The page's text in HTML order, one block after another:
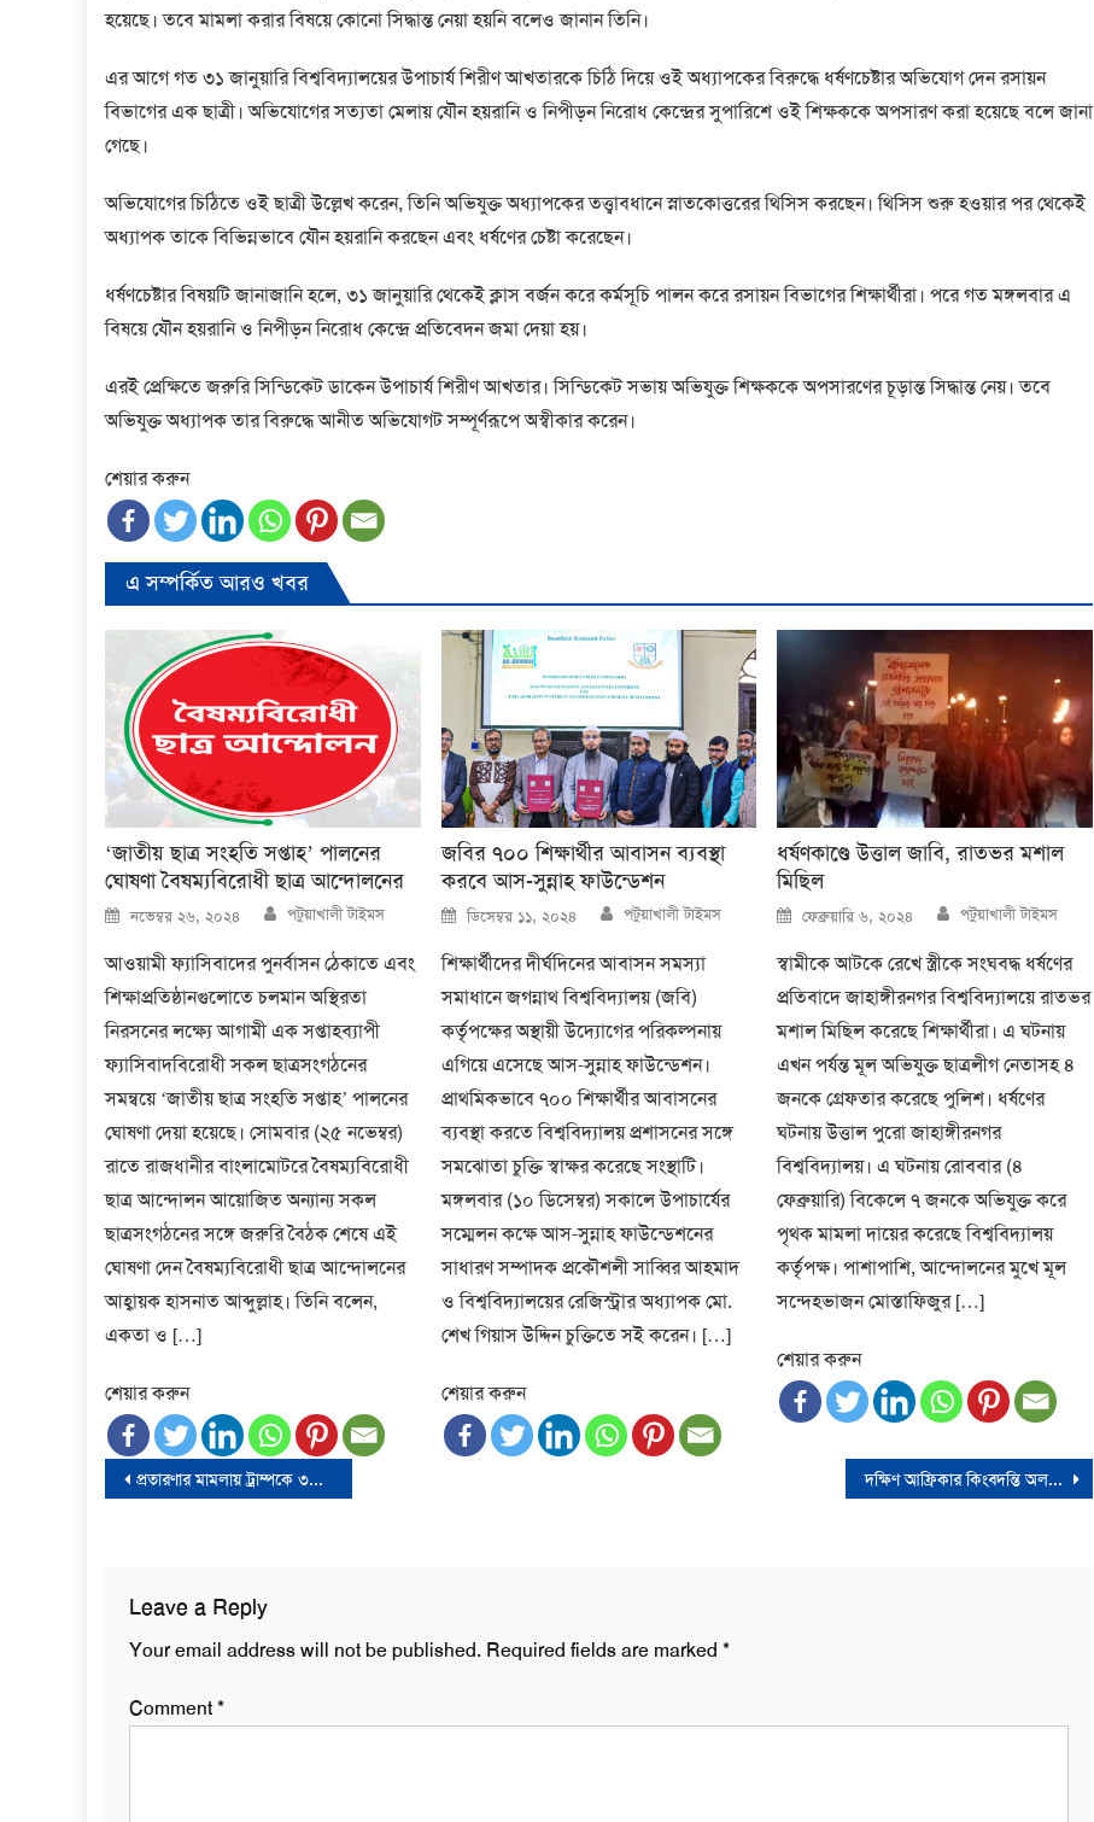
হয়েছে। তবে মামলা করার বিষয়ে কোনো সিদ্ধান্ত নেয়া হয়নি বলেও জানান তিনি।
এর আগে গত ৩১ জানুয়ারি বিশ্ববিদ্যালয়ের উপাচার্য শিরীণ আখতারকে চিঠি দিয়ে ওই অধ্যাপকের বিরুদ্ধে ধর্ষণচেষ্টার অভিযোগ দেন রসায়ন
বিভাগের এক ছাত্রী। অভিযোগের সত্যতা মেলায় যৌন হয়রানি ও নিপীড়ন নিরোধ কেন্দ্রের সুপারিশে ওই শিক্ষককে অপসারণ করা হয়েছে বলে জানা
গেছে।
অভিযোগের চিঠিতে ওই ছাত্রী উল্লেখ করেন, তিনি অভিযুক্ত অধ্যাপকের তত্ত্বাবধানে স্নাতকোত্তরের থিসিস করছেন। থিসিস শুরু হওয়ার পর থেকেই
অধ্যাপক তাকে বিভিন্নভাবে যৌন হয়রানি করছেন এবং ধর্ষণের চেষ্টা করেছেন।
ধর্ষণচেষ্টার বিষয়টি জানাজানি হলে, ৩১ জানুয়ারি থেকেই ক্লাস বর্জন করে কর্মসূচি পালন করে রসায়ন বিভাগের শিক্ষার্থীরা। পরে গত মঙ্গলবার এ
বিষয়ে যৌন হয়রানি ও নিপীড়ন নিরোধ কেন্দ্রে প্রতিবেদন জমা দেয়া হয়।
এরই প্রেক্ষিতে জরুরি সিন্ডিকেট ডাকেন উপাচার্য শিরীণ আখতার। সিন্ডিকেট সভায় অভিযুক্ত শিক্ষককে অপসারণের চূড়ান্ত সিদ্ধান্ত নেয়। তবে
অভিযুক্ত অধ্যাপক তার বিরুদ্ধে আনীত অভিযোগট সম্পূর্ণরূপে অস্বীকার করেন।
শেয়ার করুন
এ সম্পর্কিত আরও খবর
‘জাতীয় ছাত্র সংহতি সপ্তাহ’ পালনের
ঘোষণা বৈষম্যবিরোধী ছাত্র আন্দোলনের
Posted
on
নভেম্বর ২৬, ২০২৪ Author
পটুয়াখালী টাইমস
আওয়ামী ফ্যাসিবাদের পুনর্বাসন ঠেকাতে এবং
শিক্ষাপ্রতিষ্ঠানগুলোতে চলমান অস্থিরতা
নিরসনের লক্ষ্যে আগামী এক সপ্তাহব্যাপী
ফ্যাসিবাদবিরোধী সকল ছাত্রসংগঠনের
সমন্বয়ে ‘জাতীয় ছাত্র সংহতি সপ্তাহ’ পালনের
ঘোষণা দেয়া হয়েছে। সোমবার (২৫ নভেম্বর)
রাতে রাজধানীর বাংলামোটরে বৈষম্যবিরোধী
ছাত্র আন্দোলন আয়োজিত অন্যান্য সকল
ছাত্রসংগঠনের সঙ্গে জরুরি বৈঠক শেষে এই
ঘোষণা দেন বৈষম্যবিরোধী ছাত্র আন্দোলনের
আহ্বায়ক হাসনাত আব্দুল্লাহ। তিনি বলেন,
একতা ও […]
শেয়ার করুন
জবির ৭০০ শিক্ষার্থীর আবাসন ব্যবস্থা
করবে আস-সুন্নাহ ফাউন্ডেশন
Posted
on
ডিসেম্বর ১১, ২০২৪ Author
পটুয়াখালী টাইমস
শিক্ষার্থীদের দীর্ঘদিনের আবাসন সমস্যা
সমাধানে জগন্নাথ বিশ্ববিদ্যালয় (জবি)
কর্তৃপক্ষের অস্থায়ী উদ্যোগের পরিকল্পনায়
এগিয়ে এসেছে আস-সুন্নাহ ফাউন্ডেশন।
প্রাথমিকভাবে ৭০০ শিক্ষার্থীর আবাসনের
ব্যবস্থা করতে বিশ্ববিদ্যালয় প্রশাসনের সঙ্গে
সমঝোতা চুক্তি স্বাক্ষর করেছে সংস্থাটি।
মঙ্গলবার (১০ ডিসেম্বর) সকালে উপাচার্যের
সম্মেলন কক্ষে আস-সুন্নাহ ফাউন্ডেশনের
সাধারণ সম্পাদক প্রকৌশলী সাব্বির আহমাদ
ও বিশ্ববিদ্যালয়ের রেজিস্ট্রার অধ্যাপক মো.
শেখ গিয়াস উদ্দিন চুক্তিতে সই করেন। […]
শেয়ার করুন
ধর্ষণকাণ্ডে উত্তাল জাবি, রাতভর মশাল
মিছিল
Posted
on
ফেব্রুয়ারি ৬, ২০২৪ Author
পটুয়াখালী টাইমস
স্বামীকে আটকে রেখে স্ত্রীকে সংঘবদ্ধ ধর্ষণের
প্রতিবাদে জাহাঙ্গীরনগর বিশ্ববিদ্যালয়ে রাতভর
মশাল মিছিল করেছে শিক্ষার্থীরা। এ ঘটনায়
এখন পর্যন্ত মূল অভিযুক্ত ছাত্রলীগ নেতাসহ ৪
জনকে গ্রেফতার করেছে পুলিশ। ধর্ষণের
ঘটনায় উত্তাল পুরো জাহাঙ্গীরনগর
বিশ্ববিদ্যালয়। এ ঘটনায় রোববার (৪
ফেব্রুয়ারি) বিকেলে ৭ জনকে অভিযুক্ত করে
পৃথক মামলা দায়ের করেছে বিশ্ববিদ্যালয়
কর্তৃপক্ষ। পাশাপাশি, আন্দোলনের মুখে মূল
সন্দেহভাজন মোস্তাফিজুর […]
শেয়ার করুন
Post
প্রতারণার মামলায় ট্রাম্পকে ৩৫ কোটি ৪৯ লাখ ডলার জরিমানা দক্ষিণ আফ্রিকার কিংবদন্তি অলরাউন্ডার মাইক প্রক্টর আর নেই
Leave a Reply
Your email address will not be published. Required fields are marked *
Comment*